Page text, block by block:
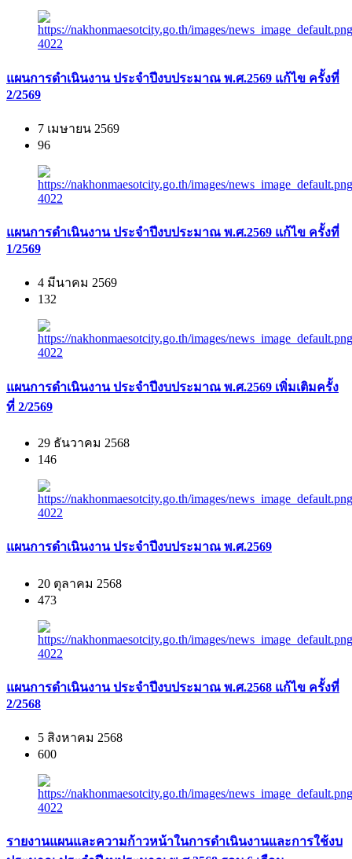
แผนการดำเนินงาน ประจำปีงบประมาณ พ.ศ.2569 แก้ไข ครั้งที่
2/2569
7 เมษายน 2569
96
แผนการดำเนินงาน ประจำปีงบประมาณ พ.ศ.2569 แก้ไข ครั้งที่
1/2569
4 มีนาคม 2569
132
แผนการดำเนินงาน ประจำปีงบประมาณ พ.ศ.2569 เพิ่มเติมครั้ง
ที่ 2/2569
29 ธันวาคม 2568
146
แผนการดำเนินงาน ประจำปีงบประมาณ พ.ศ.2569
20 ตุลาคม 2568
473
แผนการดำเนินงาน ประจำปีงบประมาณ พ.ศ.2568 แก้ไข ครั้งที่
2/2568
5 สิงหาคม 2568
600
รายงานแผนและความก้าวหน้าในการดำเนินงานและการใช้งบ